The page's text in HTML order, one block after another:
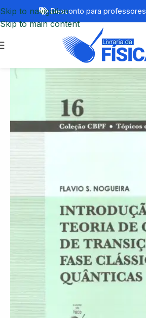
Skip to navigation
Skip to main content
Desconto para professores,